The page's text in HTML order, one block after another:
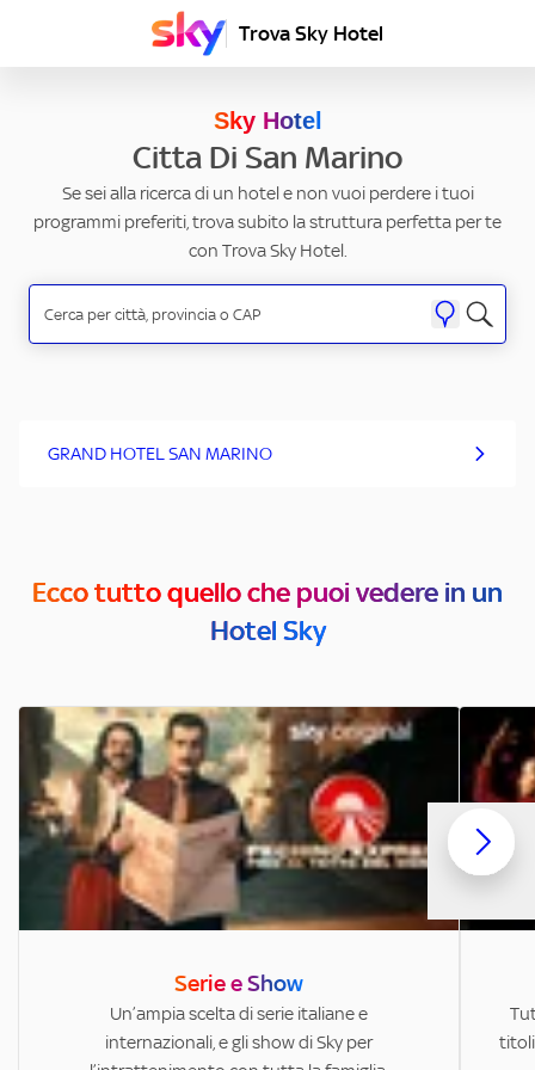
Trova Sky Hotel
Sky Hotel
Citta Di San Marino
Se sei alla ricerca di un hotel e non vuoi perdere i tuoi
programmi preferiti, trova subito la struttura perfetta per te
con Trova Sky Hotel.
GRAND HOTEL SAN MARINO
Ecco tutto quello che puoi vedere in un
Hotel Sky
Serie e Show
Un’ampia scelta di serie italiane e
internazionali, e gli show di Sky per
titoli